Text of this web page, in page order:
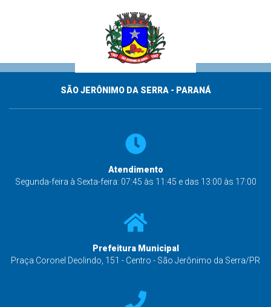
SÃO JERÔNIMO DA SERRA - PARANÁ
Atendimento
Segunda-feira à Sexta-feira: 07:45 às 11:45 e das 13:00 às 17:00
Prefeitura Municipal
Praça Coronel Deolindo, 151 - Centro - São Jerônimo da Serra/PR